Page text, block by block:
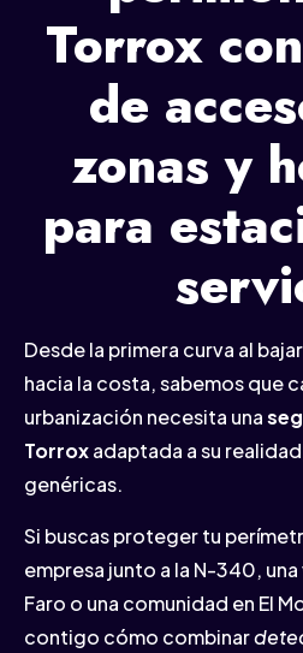
Torrox
de
zonas y
para
Desde la primera curva al
hacia la costa, sabemos que
urbanización necesita una
Torroxadaptada a su
genéricas.
Si buscas proteger tu
empresa junto a la N-340,
Faro o una comunidad en El
contigo cómo combinar